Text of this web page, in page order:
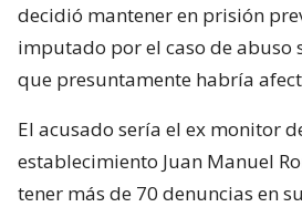
decidió mantener en prisión
imputado por el caso de abuso
que presuntamente habría
El acusado sería el ex monitor
establecimiento Juan Manuel
tener más de 70 denuncias en